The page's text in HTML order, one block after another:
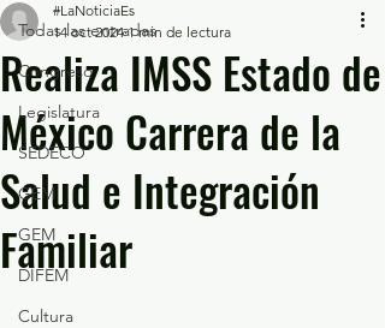
Todas las entradas
Congreso
Legislatura
SEDECO
GEM
GEM
DIFEM
Cultura
Realiza IMSS Estado de
México Carrera de la
Salud e Integración
Familiar
#LaNoticiaEs
14 oct 2024 1 min de lectura